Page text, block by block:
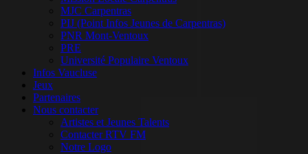
MJC Carpentras
PIJ (Point Infos Jeunes de Carpentras)
PNR Mont-Ventoux
PRE
Université Populaire Ventoux
Infos Vaucluse
Jeux
Partenaires
Nous contacter
Artistes et Jeunes Talents
Contacter RTV FM
Notre Logo